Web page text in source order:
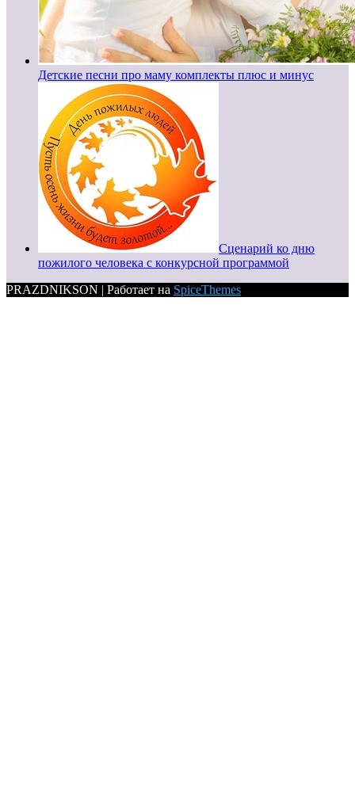
Детские песни про маму комплекты плюс и минус
Сценарий ко дню
пожилого человека с конкурсной программой
PRAZDNIKSON | Работает на SpiceThemes